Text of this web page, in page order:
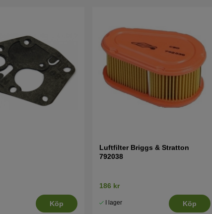
Köp
Luftfilter Briggs & Stratton
792038
186 kr
I lager Köp